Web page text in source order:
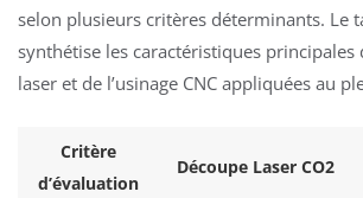
selon plusieurs critères déterminants. Le
synthétise les caractéristiques principales
laser et de l’usinage CNC appliquées au
Critère
d’évaluation
Découpe Laser CO2